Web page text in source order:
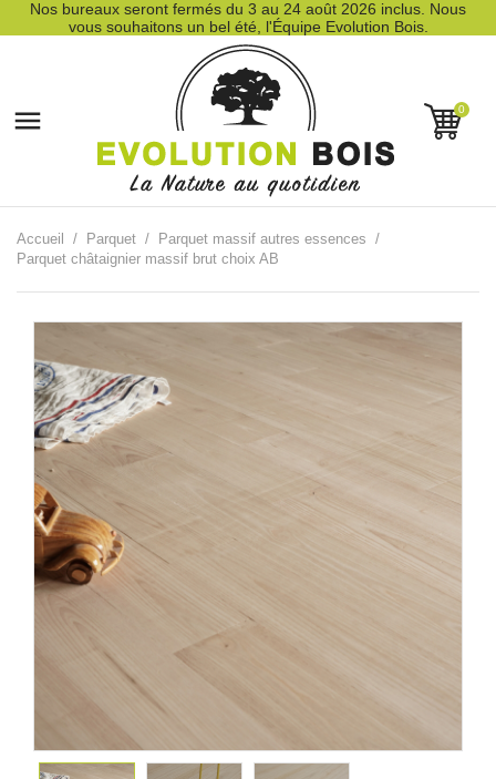
Nos bureaux seront fermés du 3 au 24 août 2026 inclus. Nous
vous souhaitons un bel été, l'Équipe Evolution Bois.
 0
Accueil Parquet
Parquet massif autres essences
Parquet châtaignier massif brut choix AB